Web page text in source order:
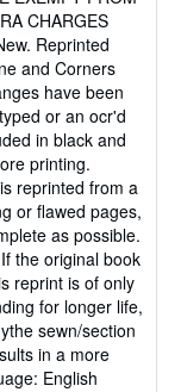
CHARGES
Reprinted
and Corners
have been
or an ocr'd
in black and
printing.
reprinted from a
or flawed pages,
as possible.
the original book
reprint is of only
for longer life,
sewn/section
in a more
English